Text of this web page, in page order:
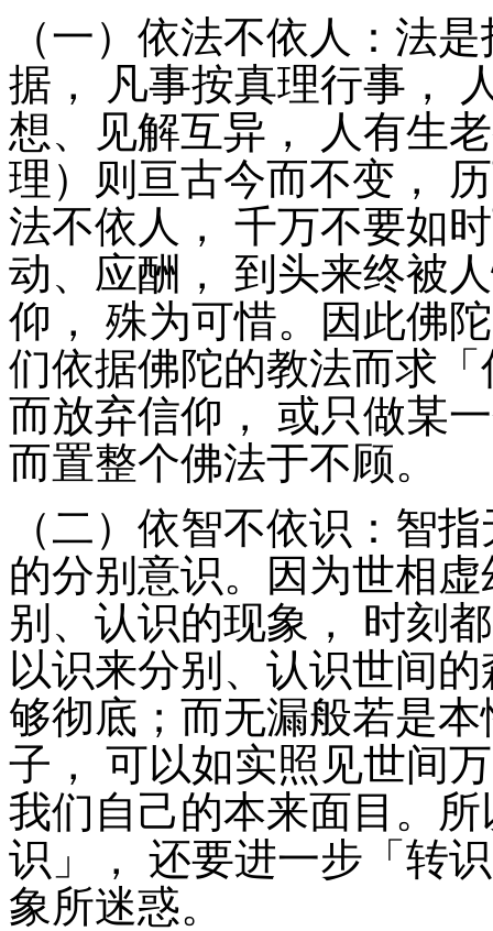
（一）依法不依人：法
据， 凡事按真理行事，
想、见解互异， 人有生
理）则亘古今而不变，
法不依人， 千万不要如
动、应酬， 到头来终被
仰， 殊为可惜。因此佛
们依据佛陀的教法而求
而放弃信仰， 或只做某
而置整个佛法于不顾。
（二）依智不依识：智
的分别意识。因为世相
别、认识的现象， 时刻
以识来分别、认识世间
够彻底；而无漏般若是
子， 可以如实照见世间
我们自己的本来面目。
识」， 还要进一步「转
象所迷惑。